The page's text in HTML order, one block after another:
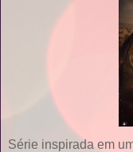
Série inspirada em